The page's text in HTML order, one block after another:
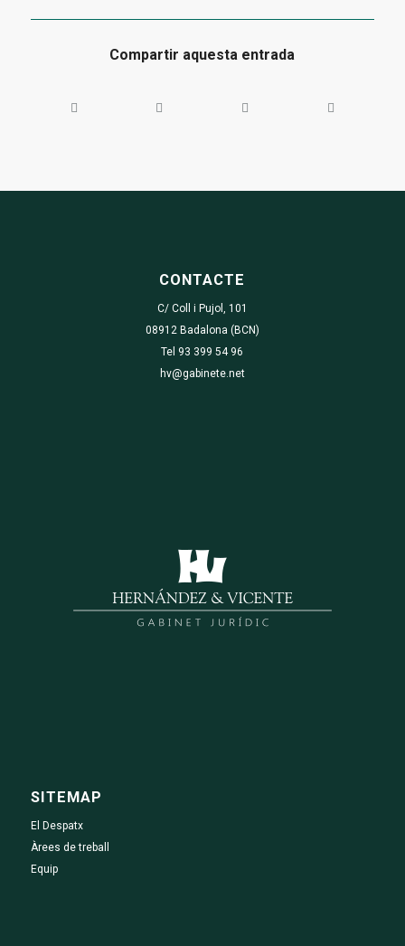
Compartir aquesta entrada
CONTACTE
C/ Coll i Pujol, 101
08912 Badalona (BCN)
Tel 93 399 54 96
hv@gabinete.net
SITEMAP
El Despatx
Àrees de treball
Equip